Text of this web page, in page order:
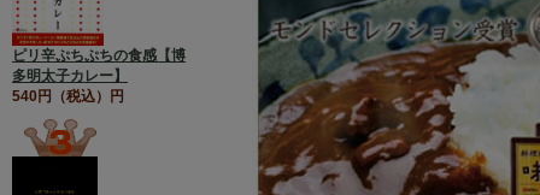
ピリ辛ぷちぷちの食感【博
多明太子カレー】
540円（税込）円